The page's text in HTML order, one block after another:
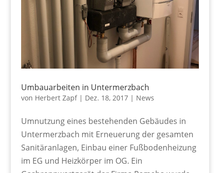
Umbauarbeiten in Untermerzbach
von Herbert Zapf| Dez. 18, 2017| News
Umnutzung eines bestehenden Gebäudes in
Untermerzbach mit Erneuerung der gesamten
Sanitäranlagen, Einbau einer Fußbodenheizung
im EG und Heizkörper im OG. Ein